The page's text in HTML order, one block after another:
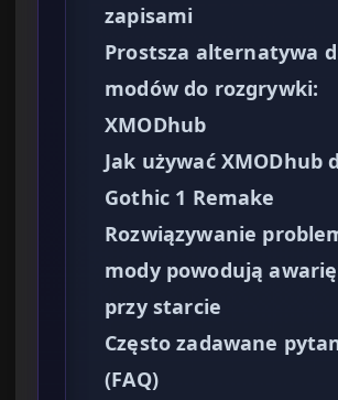
zapisami
Prostsza alternatywa
modów do rozgrywki:
XMODhub
Jak używać XMODhub
Gothic 1 Remake
Rozwiązywanie
mody powodują
przy starcie
Często zadawane
(FAQ)